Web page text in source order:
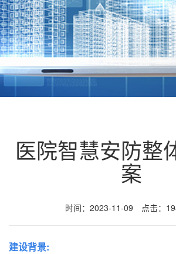
医院智慧安防整
案
时间：2023-11-09 点击：
建设背景: